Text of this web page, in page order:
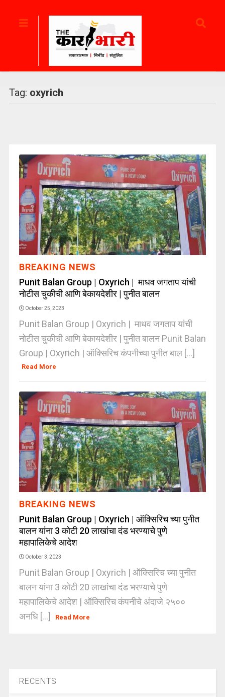
Tag: oxyrich
BREAKING NEWS
Punit Balan Group | Oxyrich | माधव जगताप यांची
नोटीस चुकीची आणि बेकायदेशीर | पुनीत बालन
October 25, 2023
Punit Balan Group | Oxyrich | माधव जगताप यांची
नोटीस चुकीची आणि बेकायदेशीर | पुनीत बालन Punit Balan
Group | Oxyrich | ऑक्सिरिच कंपनीच्या पुनीत बाल [...]
Read More
BREAKING NEWS
Punit Balan Group | Oxyrich | ऑक्सिरिच च्या पुनीत
बालन यांना 3 कोटी 20 लाखांचा दंड भरण्याचे पुणे
महापालिकेचे आदेश
October 3, 2023
Punit Balan Group | Oxyrich | ऑक्सिरिच च्या पुनीत
बालन यांना 3 कोटी 20 लाखांचा दंड भरण्याचे पुणे
महापालिकेचे आदेश | ऑक्सिरिच कंपनीचे अंदाजे २५००
अनधि [...]
Read More
RECENTS